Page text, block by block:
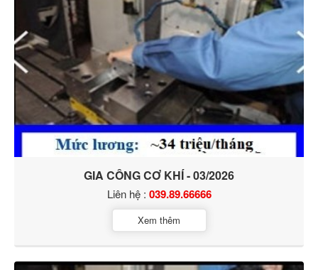
GIA CÔNG CƠ KHÍ - 03/2026
Liên hệ : 039.89.66666
Xem thêm